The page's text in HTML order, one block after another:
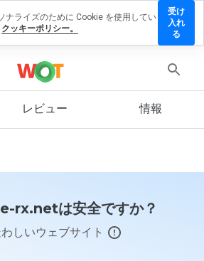
レビュー 情報
rx.netは安全ですか？
しいウェブサイト
ナライズのために Cookie を使用してい
クッキーポリシー。
受け
入れ
る